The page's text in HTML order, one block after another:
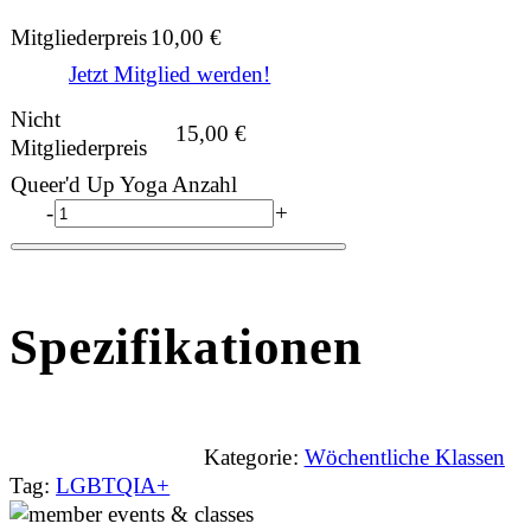
Mitgliederpreis10,00€
Jetzt Mitglied werden!
Nicht
Mitgliederpreis
15,00€
Queer'd Up Yoga Anzahl
-
+
Spezifikationen
Kategorie: Wöchentliche Klassen
Tag: LGBTQIA+